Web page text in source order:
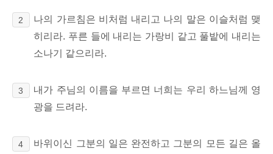
2
나의 가르침은 비처럼 내리고 나의 말은 이슬처럼 맺
히리라. 푸른 들에 내리는 가랑비 같고 풀밭에 내리는
소나기 같으리라.
3
내가 주님의 이름을 부르면 너희는 우리 하느님께 영
광을 드려라.
4 바위이신
그분의 일은 완전하고 그분의 모든 길은 올